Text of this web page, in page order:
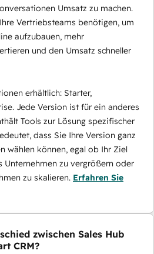
Umsatz zu machen.
Vertriebsteams benötigen, um
aufzubauen, mehr
und den Umsatz schneller
erhältlich: Starter,
Jede Version ist für ein anderes
Tools zur Lösung spezifischer
dass Sie Ihre Version ganz
wählen können, egal ob Ihr Ziel
Unternehmen zu vergrößern oder
zu skalieren. Erfahren Sie
zwischen Sales Hub
CRM?